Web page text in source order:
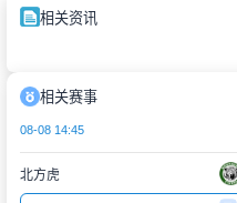
相关资讯
相关赛事
08-08 14:45
北方虎